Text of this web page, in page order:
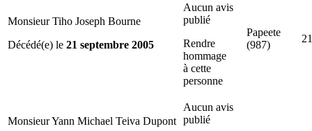
Monsieur Tiho Joseph Bourne
Décédé(e) le 21 septembre 2005
Aucun avis
publié
Rendre
hommage
à cette
personne
Papeete
(987)
Monsieur Yann Michael Teiva Dupont
Aucun avis
publié